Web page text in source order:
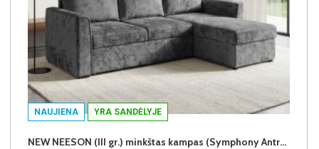
NAUJIENA YRA SANDĖLYJE
NEW NEESON (III gr.) minkštas kampas (Symphony Antracite-20)